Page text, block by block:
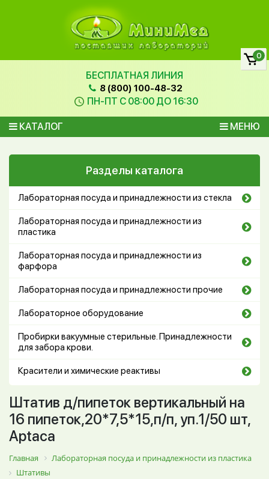
БЕСПЛАТНАЯ ЛИНИЯ
8 (800) 100-48-32
ПН-ПТ С 08:00 ДО 16:30
КАТАЛОГ МЕНЮ
0
Разделы каталога
Лабораторная посуда и принадлежности из стекла
Лабораторная посуда и принадлежности из
пластика
Лабораторная посуда и принадлежности из
фарфора
Лабораторная посуда и принадлежности прочие
Лабораторное оборудование
Пробирки вакуумные стерильные. Принадлежности
для забора крови.
Красители и химические реактивы
Штатив д/пипеток вертикальный на
16 пипеток,20*7,5*15,п/п, уп.1/50 шт,
Aptaca
Главная
Лабораторная посуда и принадлежности из пластика
Штативы